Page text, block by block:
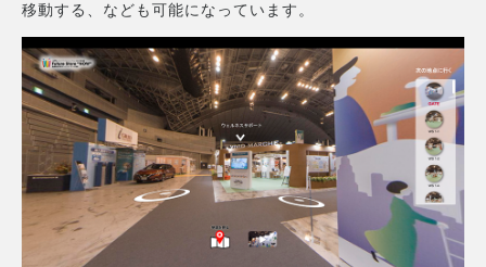
移動する、なども可能になっています。